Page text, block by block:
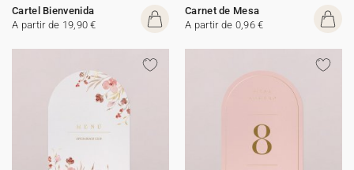
Cartel Bienvenida
A partir de 19,90 €
Carnet de Mesa
A partir de 0,96 €